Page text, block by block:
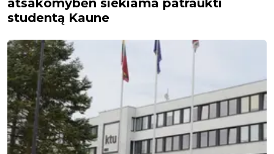
atsakomybėn siekiama patraukti
studentą Kaune